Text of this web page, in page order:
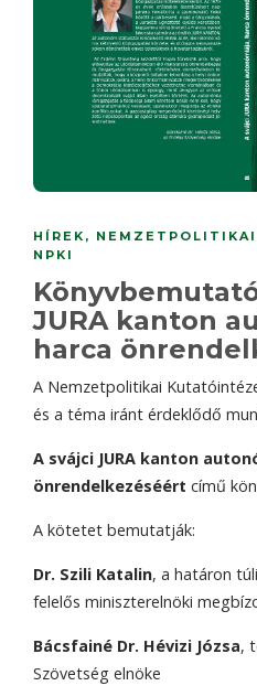
HÍREK ,
NPKI
JURA kanton
harca
A Nemzetpolitikai
és a téma iránt érdeklődő
A svájci JURA kanton
önrendelkezéséért című
A kötetet bemutatják:
Dr. Szili Katalin, a határon
felelős miniszterelnöki
Bácsfainé Dr. Hévizi Józsa,
Szövetség elnöke